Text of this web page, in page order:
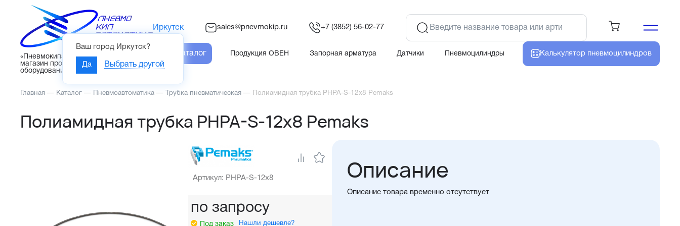
«Пневмокипавтоматика» – интернет-
магазин промышленного
оборудования
Иркутск
Ваш город Иркутск?
Да Выбрать другой
sales@pnevmokip.ru +7 (3852) 56-02-77
Каталог Продукция ОВЕН Запорная арматура Датчики Пневмоцилиндры Калькулятор пневмоцилиндров
Главная — Каталог — Пневмоавтоматика — Трубка пневматическая — Полиамидная трубка PHPA-S-12x8 Pemaks
Полиамидная трубка PHPA-S-12x8 Pemaks
Артикул: PHPA-S-12x8
по запросу
Под заказ Нашли дешевле?
Описание
Описание товара временно отсутствует